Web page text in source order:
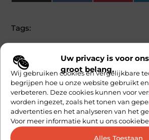
Uw privacy is voor
groot belang.
Wij gebruiken cookies en vergelijkbare
begrijpen hoe u onze website gebruikt
verbeteren. Deze cookies kunnen voor
worden ingezet, zoals het tonen van
advertenties en het analyseren van het
Voor meer informatie kunt u ons
Alles Toestaan
GEPUBLICEERD DOOR
Tags:
POPULAR
CATEGORIES
Aanbiedingen
(78